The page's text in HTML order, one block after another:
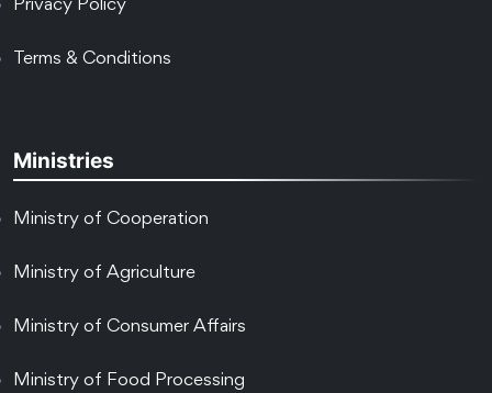
Privacy Policy
Terms & Conditions
Ministries
Ministry of Cooperation
Ministry of Agriculture
Ministry of Consumer Affairs
Ministry of Food Processing